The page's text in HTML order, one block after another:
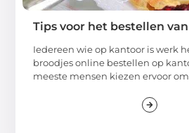
Tips voor het bestellen
Iedereen wie op kantoor is werk
broodjes online bestellen op
meeste mensen kiezen ervoor